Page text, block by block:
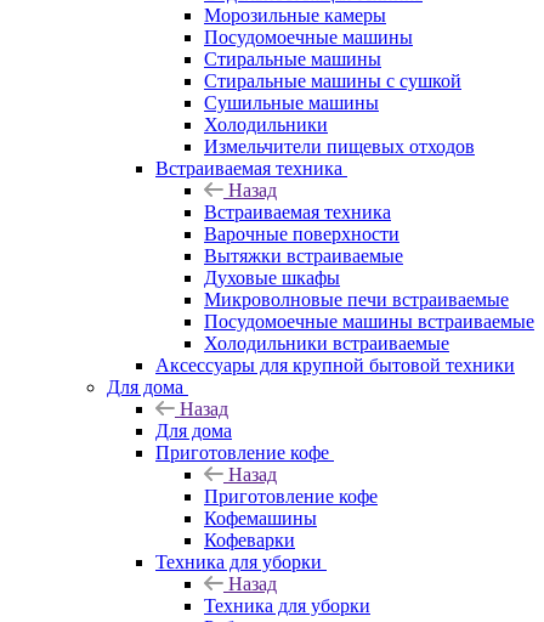
Морозильные камеры
Посудомоечные машины
Стиральные машины
Стиральные машины с сушкой
Сушильные машины
Холодильники
Измельчители пищевых отходов
Встраиваемая техника
Назад
Встраиваемая техника
Варочные поверхности
Вытяжки встраиваемые
Духовые шкафы
Микроволновые печи встраиваемые
Посудомоечные машины встраиваемые
Холодильники встраиваемые
Аксессуары для крупной бытовой техники
Для дома
Назад
Для дома
Приготовление кофе
Назад
Приготовление кофе
Кофемашины
Кофеварки
Техника для уборки
Назад
Техника для уборки